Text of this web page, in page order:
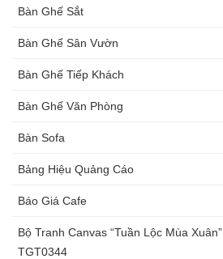
Bàn Ghế Sắt
Bàn Ghế Sân Vườn
Bàn Ghế Tiếp Khách
Bàn Ghế Văn Phòng
Bàn Sofa
Bảng Hiệu Quảng Cáo
Báo Giá Cafe
Bộ Tranh Canvas “Tuần Lộc Mùa Xuân”
TGT0344